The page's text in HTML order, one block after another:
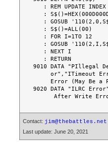
Contact: jim@thebattles.net
Last update: June 20, 2021